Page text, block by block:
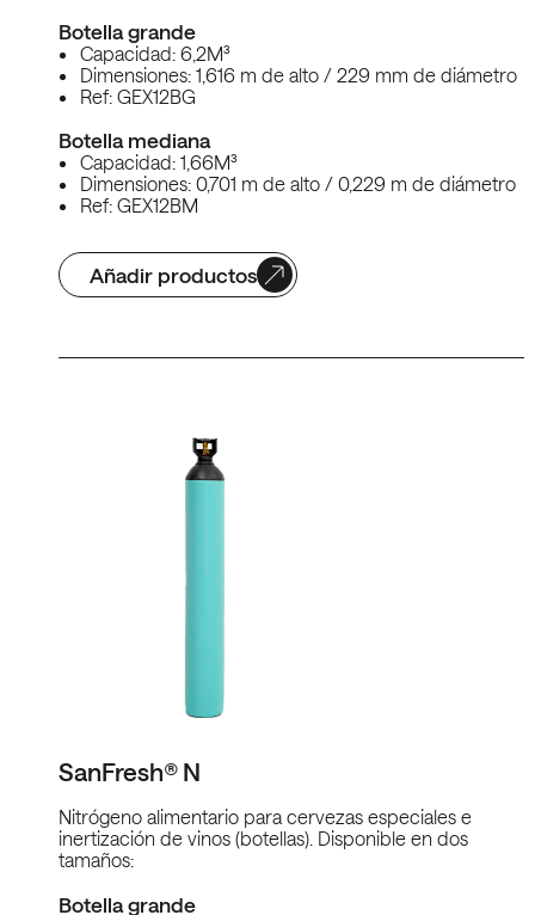
Botella grande
Capacidad: 6,2M³
Dimensiones: 1,616 m de alto / 229 mm de diámetro
Ref: GEX12BG
Botella mediana
Capacidad: 1,66M³
Dimensiones: 0,701 m de alto / 0,229 m de diámetro
Ref: GEX12BM
Añadir productos
SanFresh® N
Nitrógeno alimentario para cervezas especiales e
inertización de vinos (botellas). Disponible en dos
tamaños:
Botella grande